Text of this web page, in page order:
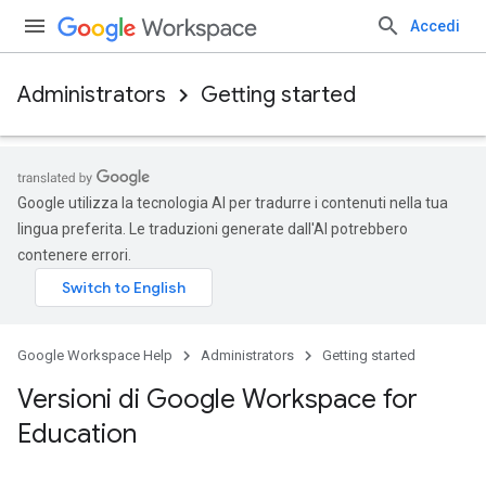
Accedi
Administrators Getting started
Google utilizza la tecnologia AI per tradurre i contenuti nella tua
lingua preferita. Le traduzioni generate dall'AI potrebbero
contenere errori.
Google Workspace Help Administrators Getting started
Versioni di Google Workspace for
Education